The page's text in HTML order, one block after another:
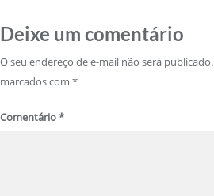
Deixe um comentário
O seu endereço de e-mail não será publicado.
marcados com *
Comentário*